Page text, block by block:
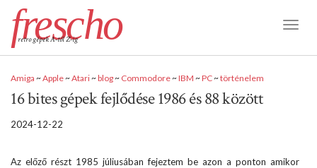
frescho
retro gépek A-tól Z-ig
Amiga ~Apple~Atari~blog~ Commodore~IBM ~PC~történelem
16 bites gépek fejlődése 1986 és 88 között
2024-12-22
Az előző részt 1985 júliusában fejeztem be azon a ponton amikor